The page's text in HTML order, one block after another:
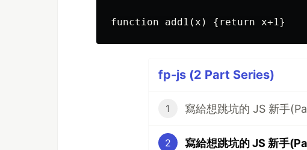
fp-js (2 Part Series)
1 寫給想跳坑的 JS 新手
2 寫給想跳坑的 JS 新手